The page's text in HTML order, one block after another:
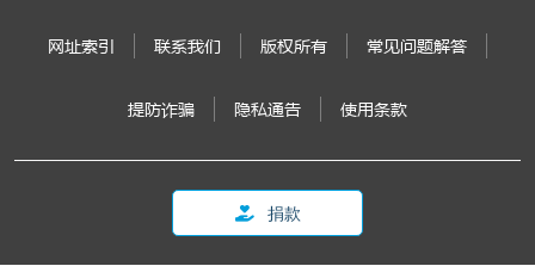
网址索引 联系我们 版权所有 常见问题解答
提防诈骗 隐私通告 使用条款
捐款